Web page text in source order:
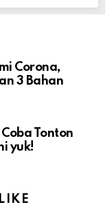
Corona,
3 Bahan
Tonton
yuk!